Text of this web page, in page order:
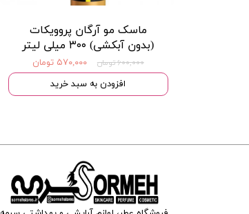
ماسک مو آرگان پروویکات
(بدون آبکشی) ۳۰۰ میلی لیتر
۶۰۰,۰۰۰ تومان
۵۷۰,۰۰۰ تومان
افزودن به سبد خرید